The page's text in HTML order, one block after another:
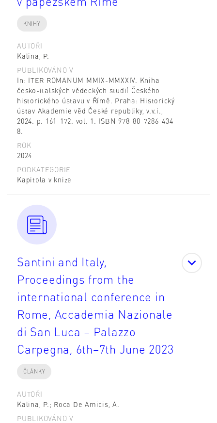
KNIHY
AUTOŘI
Kalina, P.
PUBLIKOVÁNO V
In: ITER ROMANUM MMIX-MMXXIV. Kniha
česko-italských vědeckých studií Českého
historického ústavu v Římě. Praha: Historický
ústav Akademie věd České republiky, v.v.i.,
2024. p. 161-172. vol. 1. ISBN 978-80-7286-434-
8.
ROK
2024
PODKATEGORIE
Kapitola v knize
Santini and Italy,
Proceedings from the
international conference in
Rome, Accademia Nazionale
di San Luca – Palazzo
Carpegna, 6th–7th June 2023
ČLÁNKY
AUTOŘI
Kalina, P.; Roca De Amicis, A.
PUBLIKOVÁNO V